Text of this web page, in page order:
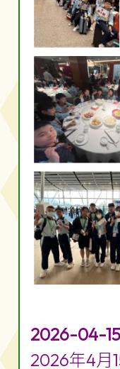
2026-04-
2026年4月